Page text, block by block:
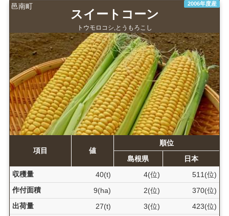
邑南町 2006年度産
スイートコーン
トウモロコシ,とうもろこし
項目 値
順位
島根県
日本
収穫量
40(t) 4(位)
511(位)
作付面積
9(ha) 2(位)
370(位)
出荷量
27(t) 3(位) 423(位)